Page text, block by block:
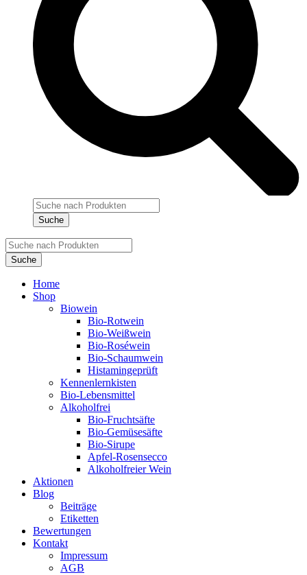
Products
search
Suche
Products
search
Suche
Home
Shop
Biowein
Bio-Rotwein
Bio-Weißwein
Bio-Roséwein
Bio-Schaumwein
Histamingeprüft
Kennenlernkisten
Bio-Lebensmittel
Alkoholfrei
Bio-Fruchtsäfte
Bio-Gemüsesäfte
Bio-Sirupe
Apfel-Rosensecco
Alkoholfreier Wein
Aktionen
Blog
Beiträge
Etiketten
Bewertungen
Kontakt
Impressum
AGB